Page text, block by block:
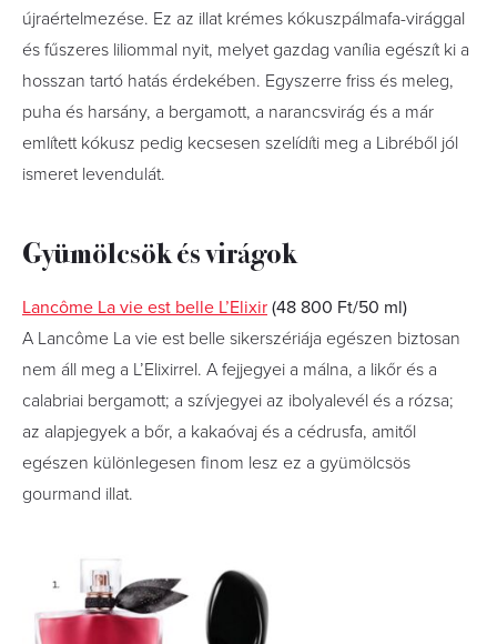
újraértelmezése. Ez az illat krémes kókuszpálmafa-virággal
és fűszeres liliommal nyit, melyet gazdag vanília egészít ki a
hosszan tartó hatás érdekében. Egyszerre friss és meleg,
puha és harsány, a bergamott, a narancsvirág és a már
említett kókusz pedig kecsesen szelídíti meg a Libréből jól
ismeret levendulát.
Gyümölcsök és virágok
Lancôme La vie est belle L’Elixir (48 800 Ft/50 ml)
A Lancôme La vie est belle sikerszériája egészen biztosan
nem áll meg a L’Elixirrel. A fejjegyei a málna, a likőr és a
calabriai bergamott; a szívjegyei az ibolyalevél és a rózsa;
az alapjegyek a bőr, a kakaóvaj és a cédrusfa, amitől
egészen különlegesen finom lesz ez a gyümölcsös
gourmand illat.